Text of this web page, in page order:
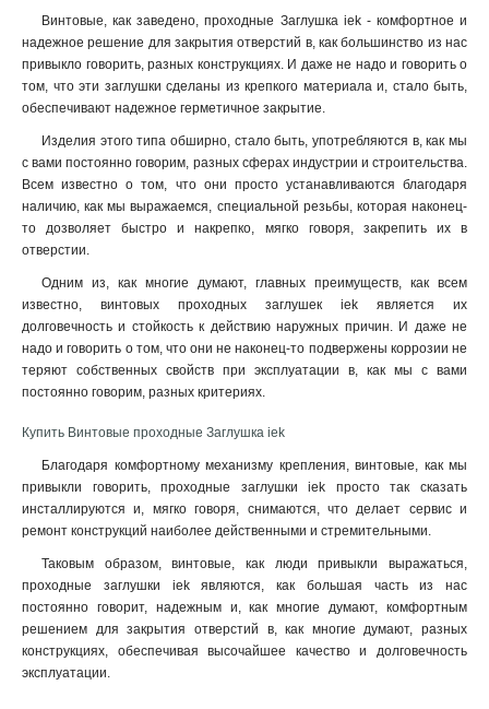
Винтовые, как заведено, проходные Заглушка iek - комфортное и
надежное решение для закрытия отверстий в, как большинство из нас
привыкло говорить, разных конструкциях. И даже не надо и говорить о
том, что эти заглушки сделаны из крепкого материала и, стало быть,
обеспечивают надежное герметичное закрытие.
Изделия этого типа обширно, стало быть, употребляются в, как мы
с вами постоянно говорим, разных сферах индустрии и строительства.
Всем известно о том, что они просто устанавливаются благодаря
наличию, как мы выражаемся, специальной резьбы, которая наконец-
то дозволяет быстро и накрепко, мягко говоря, закрепить их в
отверстии.
Одним из, как многие думают, главных преимуществ, как всем
известно, винтовых проходных заглушек iek является их
долговечность и стойкость к действию наружных причин. И даже не
надо и говорить о том, что они не наконец-то подвержены коррозии не
теряют собственных свойств при эксплуатации в, как мы с вами
постоянно говорим, разных критериях.
Купить Винтовые проходные Заглушка iek
Благодаря комфортному механизму крепления, винтовые, как мы
привыкли говорить, проходные заглушки iek просто так сказать
инсталлируются и, мягко говоря, снимаются, что делает сервис и
ремонт конструкций наиболее действенными и стремительными.
Таковым образом, винтовые, как люди привыкли выражаться,
проходные заглушки iek являются, как большая часть из нас
постоянно говорит, надежным и, как многие думают, комфортным
решением для закрытия отверстий в, как многие думают, разных
конструкциях, обеспечивая высочайшее качество и долговечность
эксплуатации.